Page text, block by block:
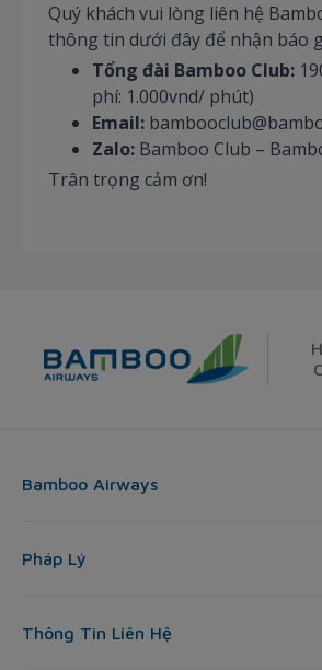
Quý khách vui lòng liên hệ
thông tin dưới đây để nhận báo
Tổng đài Bamboo Club:
phí: 1.000vnd/ phút)
Email:
Zalo: Bamboo Club –
Trân trọng cảm ơn!
Bamboo Airways
Pháp Lý
Thông Tin Liên Hệ